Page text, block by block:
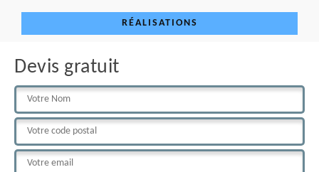
RÉALISATIONS
Devis gratuit